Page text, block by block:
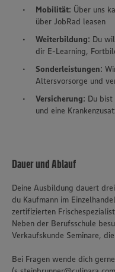
Mobilität: Über uns
über JobRad leasen
Weiterbildung: Du
dir E-Learning,
Sonderleistungen:
Altersvorsorge und
Versicherung: Du bist
und eine
Dauer und Ablauf
Deine Ausbildung dauert
du Kaufmann im
zertifizierten
Neben der Berufsschule
Verkaufskunde Seminare,
Bei Fragen wende dich